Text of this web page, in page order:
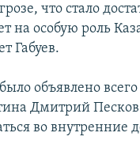
что стало
на особую роль
Габуев.
объявлено
Дмитрий
во внутренние